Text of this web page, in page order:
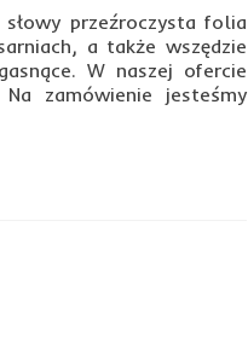
przeźroczysta folia
a także wszędzie
W naszej ofercie
zamówienie jesteśmy